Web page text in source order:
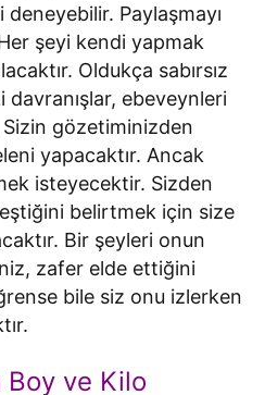
Paylaşmayı
şeyi kendi yapmak
Oldukça sabırsız
davranışlar, ebeveynleri
gözetiminizden
yapacaktır. Ancak
isteyecektir. Sizden
belirtmek için size
Bir şeyleri onun
zafer elde ettiğini
bile siz onu izlerken
Boy ve Kilo